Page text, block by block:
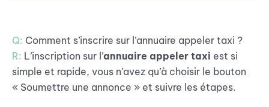
Q: Comment s’inscrire sur l’annuaire appeler taxi ?
R: L’inscription sur l’annuaire appeler taxi est si
simple et rapide, vous n’avez qu’à choisir le bouton
« Soumettre une annonce » et suivre les étapes.